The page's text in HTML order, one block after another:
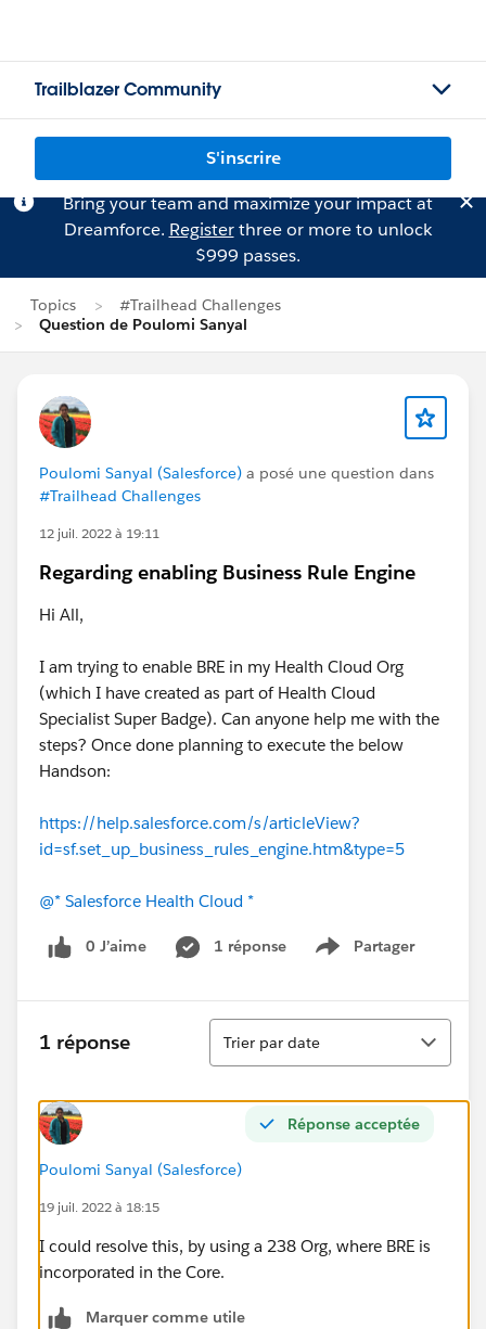
Trailblazer Community
S'inscrire
Bring your team and maximize your impact at
Dreamforce. Registerthree or more to unlock
$999 passes.
Topics
#Trailhead Challenges
Question de Poulomi Sanyal
Poulomi Sanyal (Salesforce) a posé une question dans
#Trailhead Challenges
12 juil. 2022 à 19:11
Regarding enabling Business Rule Engine
Hi All,
I am trying to enable BRE in my Health Cloud Org
(which I have created as part of Health Cloud
Specialist Super Badge). Can anyone help me with the
steps? Once done planning to execute the below
Handson:
https://help.salesforce.com/s/articleView?
id=sf.set_up_business_rules_engine.htm&type=5
@* Salesforce Health Cloud *
0 J’aime 1 réponse Partager
Show menu
1 réponse
Tri
Trier par date
Réponse acceptée
Poulomi Sanyal (Salesforce)
19 juil. 2022 à 18:15
I could resolve this, by using a 238 Org, where BRE is
incorporated in the Core.
Marquer comme utile